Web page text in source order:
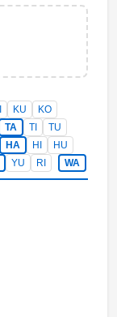
KU
KO
TA TI
TU
HA HI
HU
YU RI WA